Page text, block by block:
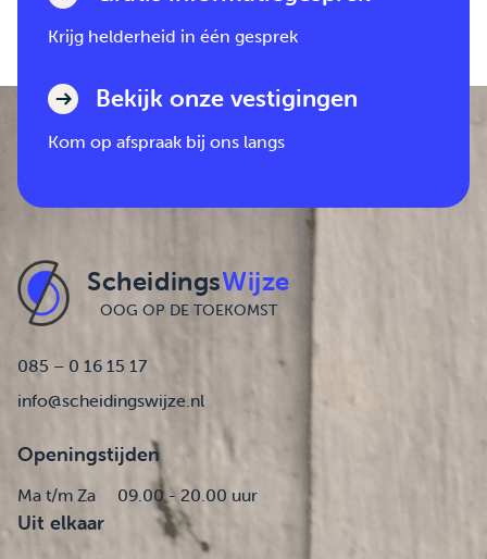
Krijg helderheid in één gesprek
Bekijk onze vestigingen
Kom op afspraak bij ons langs
ScheidingsWijze
OOG OP DE TOEKOMST
085 – 0 16 15 17
info@scheidingswijze.nl
Openingstijden
Ma t/m Za 09.00 - 20.00 uur
Uit elkaar